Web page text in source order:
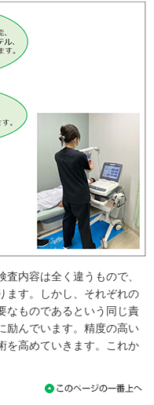
内容は全く違うもので、
ます。しかし、それぞれの
なものであるという同じ責
励んでいます。精度の高い
を高めていきます。これか